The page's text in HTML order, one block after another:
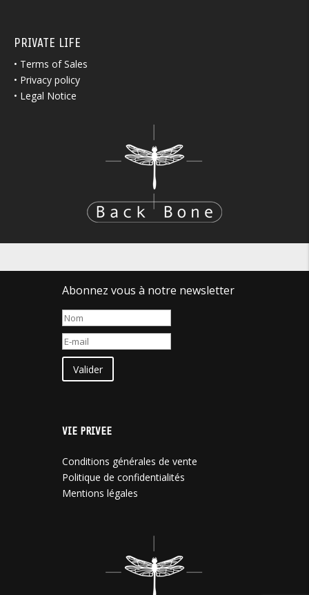
PRIVATE LIFE
• Terms of Sales
• Privacy policy
• Legal Notice
Abonnez vous à notre newsletter
Valider
VIE PRIVEE
Conditions générales de vente
Politique de confidentialités
Mentions légales